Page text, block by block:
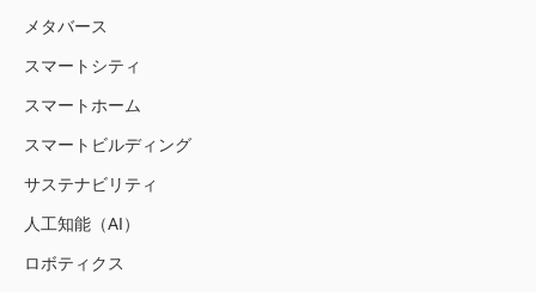
メタバース
スマートシティ
スマートホーム
スマートビルディング
サステナビリティ
人工知能（AI）
ロボティクス